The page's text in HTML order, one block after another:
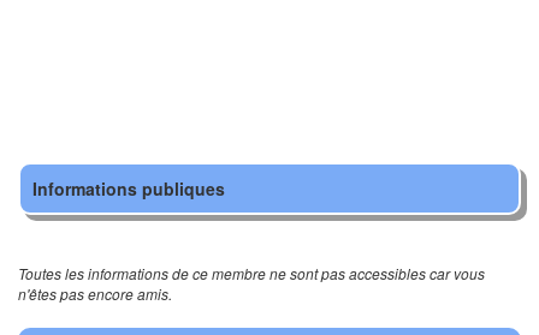
Informations publiques
Toutes les informations de ce membre ne sont pas accessibles car vous
n'êtes pas encore amis.